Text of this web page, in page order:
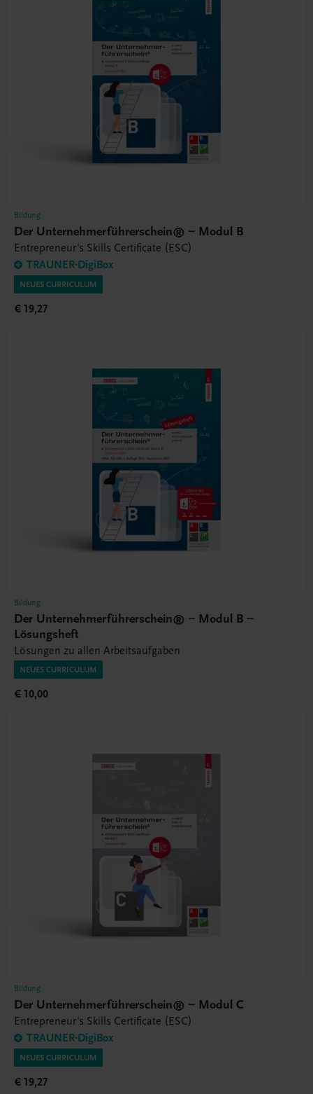
Bildung
Der Unternehmerführerschein® – Modul B
Entrepreneur's Skills Certificate (ESC)
TRAUNER-DigiBox
NEUES CURRICULUM
€ 19,27
Bildung
Der Unternehmerführerschein® – Modul B –
Lösungsheft
Lösungen zu allen Arbeitsaufgaben
NEUES CURRICULUM
€ 10,00
Bildung
Der Unternehmerführerschein® – Modul C
Entrepreneur's Skills Certificate (ESC)
TRAUNER-DigiBox
NEUES CURRICULUM
€ 19,27